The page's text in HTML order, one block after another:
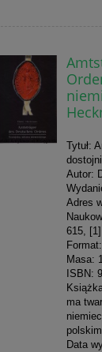
Tytuł:
Autor:
Adres
615,
Masa:
ISBN:
ma
Data